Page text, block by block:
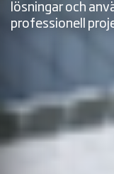
lösningar och
professionell